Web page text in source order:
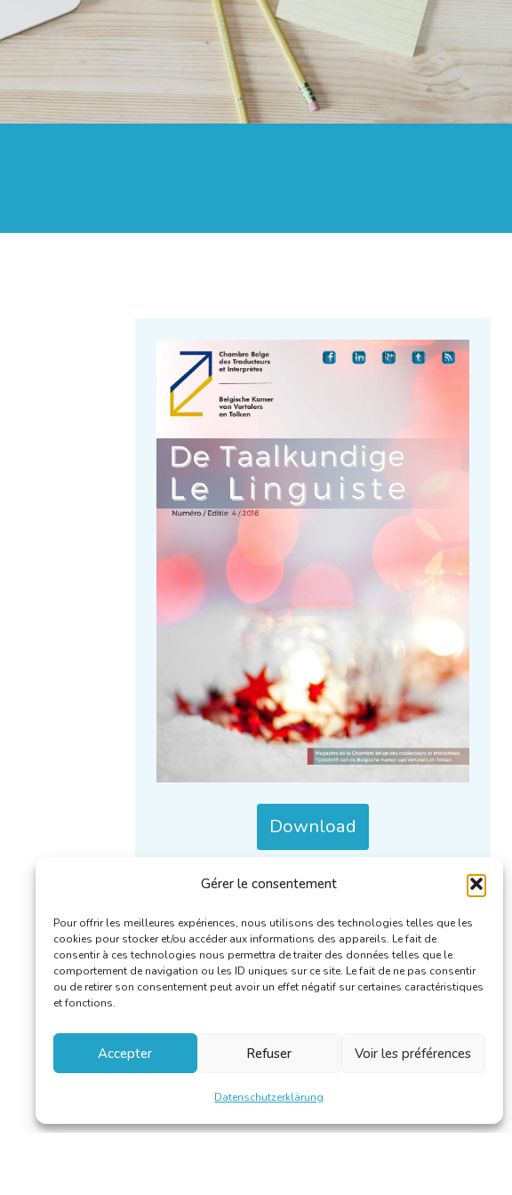
Gérer le consentement
Pour offrir les meilleures expériences, nous utilisons des technologies telles que les
cookies pour stocker et/ou accéder aux informations des appareils. Le fait de
consentir à ces technologies nous permettra de traiter des données telles que le
comportement de navigation ou les ID uniques sur ce site. Le fait de ne pas consentir
ou de retirer son consentement peut avoir un effet négatif sur certaines caractéristiques
et fonctions.
Accepter Refuser Voir les préférences
Datenschutzerklärung
Download
Kategorien :Le Linguiste/De Taalkundige